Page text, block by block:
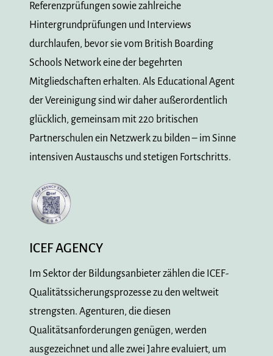
Referenzprüfungen sowie zahlreiche
Hintergrundprüfungen und Interviews
durchlaufen, bevor sie vom British Boarding
Schools Network eine der begehrten
Mitgliedschaften erhalten. Als Educational Agent
der Vereinigung sind wir daher außerordentlich
glücklich, gemeinsam mit 220 britischen
Partnerschulen ein Netzwerk zu bilden – im Sinne
intensiven Austauschs und stetigen Fortschritts.
ICEF AGENCY
Im Sektor der Bildungsanbieter zählen die ICEF-
Qualitätssicherungsprozesse zu den weltweit
strengsten. Agenturen, die diesen
Qualitätsanforderungen genügen, werden
ausgezeichnet und alle zwei Jahre evaluiert, um